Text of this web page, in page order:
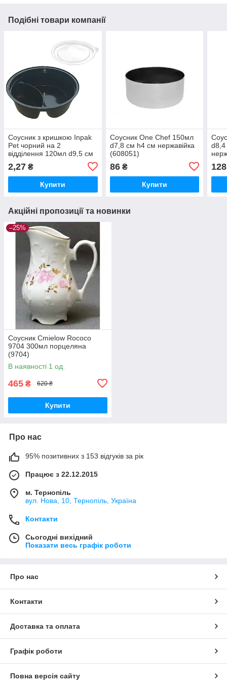
Подібні товари компанії
Соусник з кришкою Inpak
Pet чорний на 2
відділення 120мл d9,5 см
(17446/18417/50шт
122Pet)
2,27 ₴
Купити
Соусник One Chef 150мл
d7,8 см h4 см нержавійка
(608051)
86₴
Купити
128
Акційні пропозиції та новинки
–25%
Соусник Cmielow Rococo
9704 300мл порцеляна
(9704)
В наявності 1 од.
465 ₴ 620 ₴
Купити
Про нас
95% позитивних з 153 відгуків за рік
Працює з 22.12.2015
м. Тернопіль
вул. Нова, 10, Тернопіль, Україна
Контакти
Сьогодні вихідний
Показати весь графік роботи
Про нас
Контакти
Доставка та оплата
Графік роботи
Повна версія сайту